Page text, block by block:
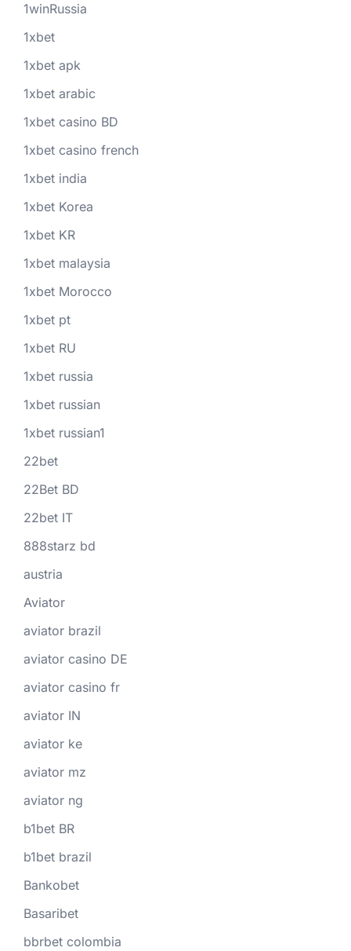
1winRussia
1xbet
1xbet apk
1xbet arabic
1xbet casino BD
1xbet casino french
1xbet india
1xbet Korea
1xbet KR
1xbet malaysia
1xbet Morocco
1xbet pt
1xbet RU
1xbet russia
1xbet russian
1xbet russian1
22bet
22Bet BD
22bet IT
888starz bd
austria
Aviator
aviator brazil
aviator casino DE
aviator casino fr
aviator IN
aviator ke
aviator mz
aviator ng
b1bet BR
b1bet brazil
Bankobet
Basaribet
bbrbet colombia